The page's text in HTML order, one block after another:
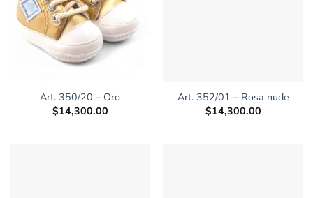
Art. 350/20 – Oro
$14,300.00
Art. 352/01 – Rosa nude
$14,300.00